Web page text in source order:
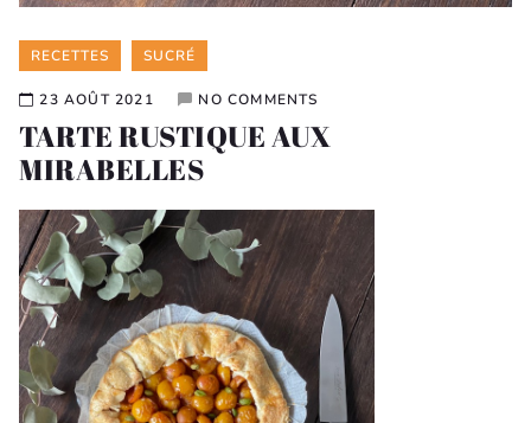
Categories
RECETTES SUCRÉ
23 AOÛT 2021 NO COMMENTS
TARTE RUSTIQUE AUX
MIRABELLES